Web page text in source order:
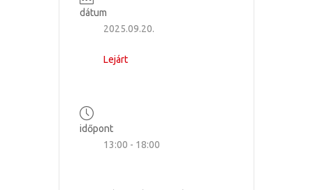
dátum
2025.09.20.
Lejárt
időpont
13:00 - 18:00